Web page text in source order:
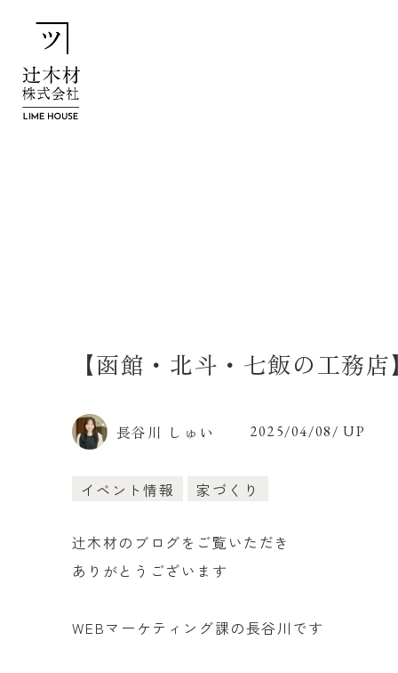
【函館・北斗・七飯の工務
長谷川 しゅい 2025/04/08/ UP
イベント情報 家づくり
辻木材のブログをご覧いただき
ありがとうございます
WEBマーケティング課の長谷川です